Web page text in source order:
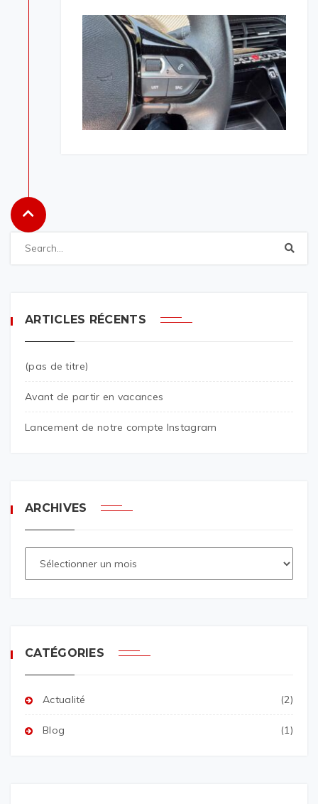
ARTICLES RÉCENTS
(pas de titre)
Avant de partir en vacances
Lancement de notre compte Instagram
ARCHIVES
CATÉGORIES
Actualité (2)
Blog (1)